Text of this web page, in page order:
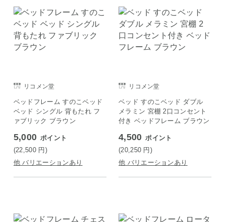
リコメン堂
ベッドフレーム すのこベッド
ベッド シングル 背もたれ フ
ァブリック ブラウン
5,000 ポイント
(22,500 円 )
他 バリエーションあり
リコメン堂
ベッド すのこベッド ダブル
メラミン 宮棚 2口コンセント
付き ベッドフレーム ブラウン
4,500 ポイント
(20,250 円 )
他 バリエーションあり